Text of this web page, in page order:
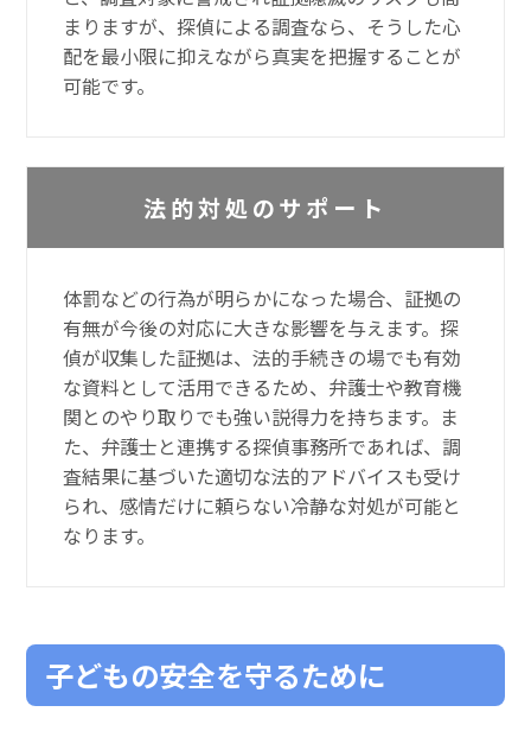
まりますが、探偵による調査なら、そうした心
配を最小限に抑えながら真実を把握することが
可能です。
法的対処のサポート
体罰などの行為が明らかになった場合、証拠の
有無が今後の対応に大きな影響を与えます。探
偵が収集した証拠は、法的手続きの場でも有効
な資料として活用できるため、弁護士や教育機
関とのやり取りでも強い説得力を持ちます。ま
た、弁護士と連携する探偵事務所であれば、調
査結果に基づいた適切な法的アドバイスも受け
られ、感情だけに頼らない冷静な対処が可能と
なります。
子どもの安全を守るために